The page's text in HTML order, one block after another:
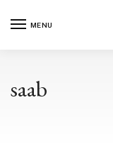
MENU
saab